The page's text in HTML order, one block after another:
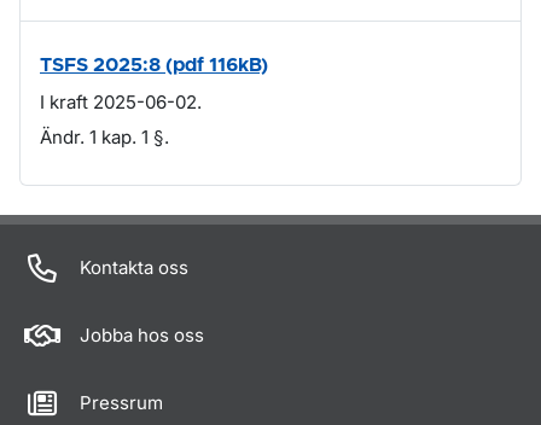
TSFS 2025:8 (pdf 116kB)
I kraft 2025-06-02.
Ändr. 1 kap. 1 §.
Om sidan
Kontakta oss
Jobba hos oss
Pressrum